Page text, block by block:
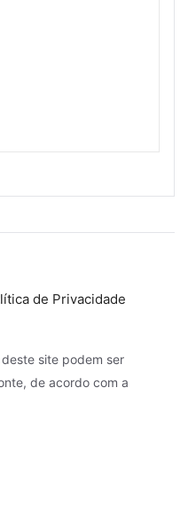
de Privacidade
site podem ser
de acordo com a